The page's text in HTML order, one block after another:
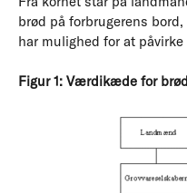
brød på forbrugerens
har mulighed for at
Figur 1: Værdikæde for brød